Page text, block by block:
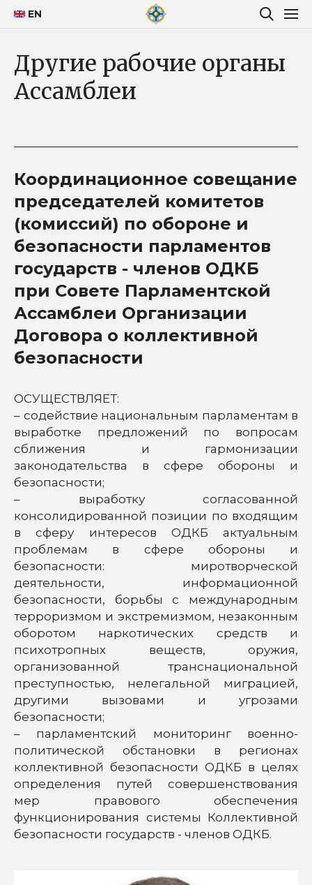
EN
Другие рабочие органы
Ассамблеи
Координационное совещание
председателей комитетов
(комиссий) по обороне и
безопасности парламентов
государств - членов ОДКБ
при Совете Парламентской
Ассамблеи Организации
Договора о коллективной
безопасности
ОСУЩЕСТВЛЯЕТ:
– содействие национальным парламентам в
выработке предложений по вопросам
сближения и гармонизации
законодательства в сфере обороны и
безопасности;
– выработку согласованной
консолидированной позиции по входящим
в сферу интересов ОДКБ актуальным
проблемам в сфере обороны и
безопасности: миротворческой
деятельности, информационной
безопасности, борьбы с международным
терроризмом и экстремизмом, незаконным
оборотом наркотических средств и
психотропных веществ, оружия,
организованной транснациональной
преступностью, нелегальной миграцией,
другими вызовами и угрозами
безопасности;
– парламентский мониторинг военно-
политической обстановки в регионах
коллективной безопасности ОДКБ в целях
определения путей совершенствования
мер правового обеспечения
функционирования системы Коллективной
безопасности государств - членов ОДКБ.